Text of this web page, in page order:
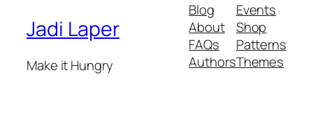
Jadi Laper
Make it Hungry
Blog
About
FAQs
Authors
Events
Shop
Patterns
Themes